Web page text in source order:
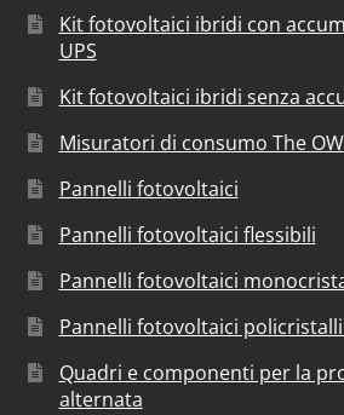
Kit fotovoltaici ibridi con
UPS
Kit fotovoltaici ibridi senza
Misuratori di consumo The
Pannelli fotovoltaici
Pannelli fotovoltaici flessibili
Pannelli fotovoltaici
Pannelli fotovoltaici
Quadri e componenti per la
alternata